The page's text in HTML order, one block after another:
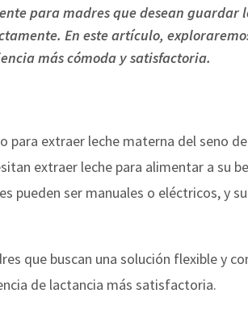
para madres que desean guardar
En este artículo,
más cómoda y satisfactoria.
para extraer leche materna del seno
extraer leche para alimentar a su
pueden ser manuales o eléctricos, y
que buscan una solución flexible y
de lactancia más satisfactoria.